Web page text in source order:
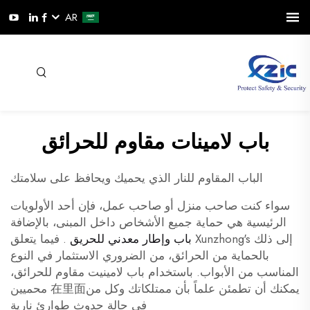
AR
باب لامينات مقاوم للحرائق
الباب المقاوم للنار الذي يحميك ويحافظ على سلامتك
سواء كنت صاحب منزل أو صاحب عمل، فإن أحد الأولويات
الرئيسية هي حماية جميع الأشخاص داخل المبنى، بالإضافة
إلى ذلك Xunzhong's
باب وإطار معدني للحريق . فيما يتعلق
بالحماية من الحرائق، من الضروري الاستثمار في النوع
المناسب من الأبواب. باستخدام باب لامينيت مقاوم للحرائق،
يمكنك أن تطمئن علماً بأن ممتلكاتك وكل من在里面 محميين
في حالة حدوث طوارئ نارية